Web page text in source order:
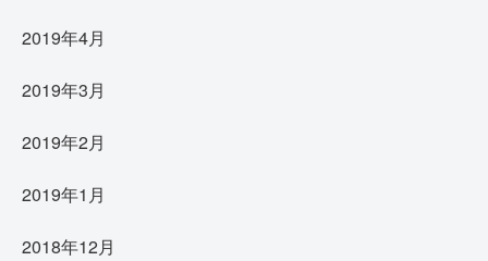
2019年4月
2019年3月
2019年2月
2019年1月
2018年12月